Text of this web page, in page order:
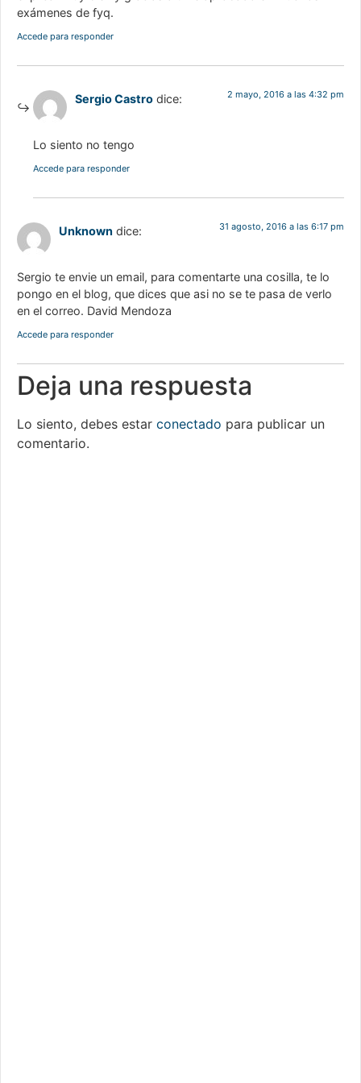
exámenes de fyq.
Accede para responder
Sergio Castro dice: 2 mayo, 2016 a las 4:32 pm
Lo siento no tengo
Accede para responder
Unknown dice: 31 agosto, 2016 a las 6:17 pm
Sergio te envie un email, para comentarte una cosilla, te lo
pongo en el blog, que dices que asi no se te pasa de verlo
en el correo. David Mendoza
Accede para responder
Deja una respuesta
Lo siento, debes estar conectado para publicar un
comentario.